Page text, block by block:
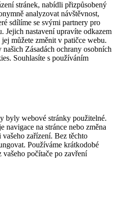
stránek, nabídli přizpůsobený
analyzovat návštěvnost,
sdílíme se svými partnery pro
Jejich nastavení upravíte odkazem
můžete změnit v patičce webu.
Zásadách ochrany osobních
Souhlasíte s používáním
byly webové stránky použitelné.
na stránce nebo změna
zařízení. Bez těchto
Používáme krátkodobé
vašeho počítače po zavření